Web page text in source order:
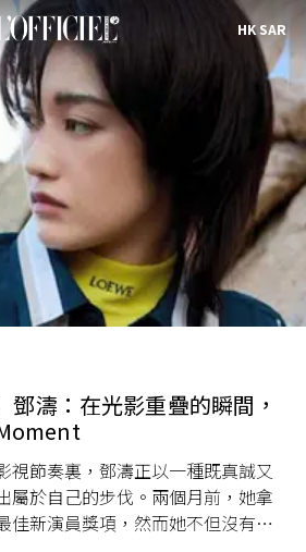
HK SAR
鄧濤：在光影重疊的瞬間，
視節奏裏，鄧濤正以一種既真誠又
屬於自己的步伐。兩個月前，她拿
佳新演員獎項，然而她不但沒有沉